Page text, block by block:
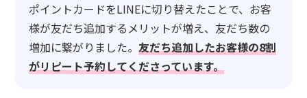
ポイントカードをLINEに切り替えたことで、お客
様が友だち追加するメリットが増え、友だち数の
増加に繋がりました。友だち追加したお客様の8割
がリピート予約してくださっています。